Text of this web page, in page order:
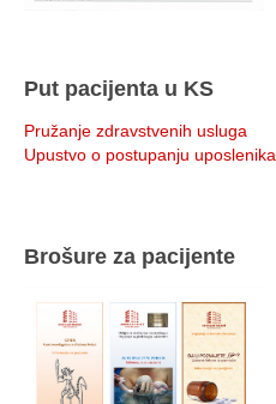
Put pacijenta u KS
Pružanje zdravstvenih usluga
Upustvo o postupanju uposlenika
Brošure za pacijente